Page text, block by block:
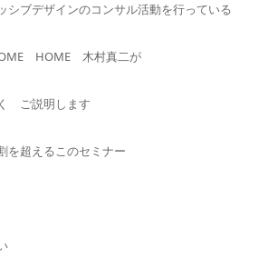
シブデザインのコンサル活動を行っている
HOME 木村真二が
ご説明します
を超えるこのセミナー